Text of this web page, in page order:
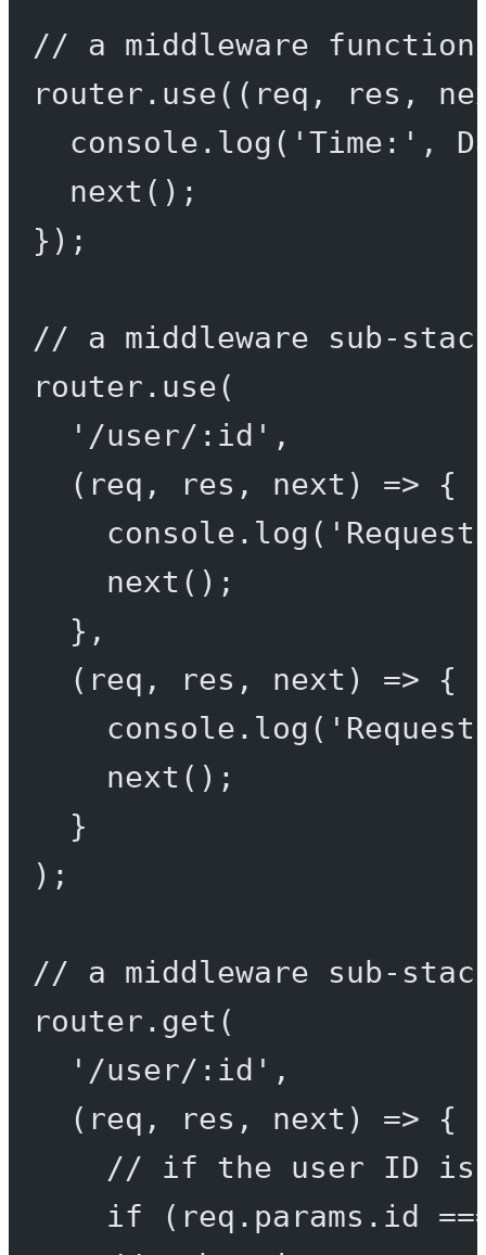
// a middleware
router. use(( req , res ,
console. log ( 'Time:' ,
next ();
});
// a middleware sub-
router. use(
'/user/:id' ,
( req , res , next ) => {
console. log (
next ();
},
( req , res , next ) => {
console. log (
next ();
}
);
// a middleware sub-
router. get (
'/user/:id' ,
( req , res , next ) => {
// if the user ID is
if (req.params.id